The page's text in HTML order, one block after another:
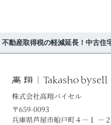
不動産取得税の軽減延長！中古住
株式会社高翔バイセル
〒659-0093
兵庫県芦屋市船戸町４－１ －２